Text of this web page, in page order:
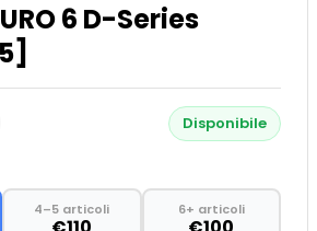
6 D-Series
Disponibile
4–5 articoli 6+ articoli